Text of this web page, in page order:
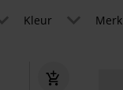
Kleur Merk